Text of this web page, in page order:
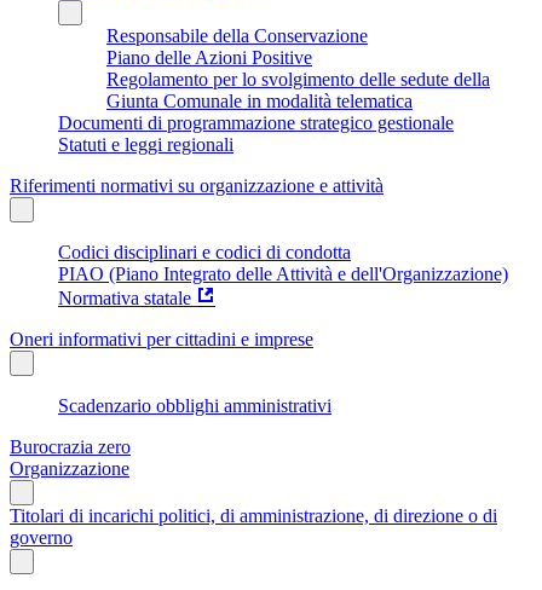
Responsabile della Conservazione
Piano delle Azioni Positive
Regolamento per lo svolgimento delle sedute della
Giunta Comunale in modalità telematica
Documenti di programmazione strategico gestionale
Statuti e leggi regionali
Riferimenti normativi su organizzazione e attività
Codici disciplinari e codici di condotta
PIAO (Piano Integrato delle Attività e dell'Organizzazione)
Normativa statale
Oneri informativi per cittadini e imprese
Scadenzario obblighi amministrativi
Burocrazia zero
Organizzazione
Titolari di incarichi politici, di amministrazione, di direzione o di
governo